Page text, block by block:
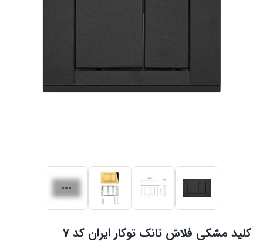
کلید مشکی فلاش تانک توکار ایران کد 7